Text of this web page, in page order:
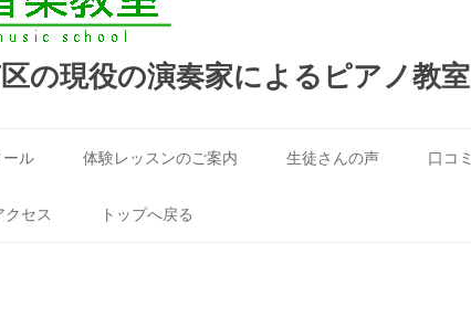
の現役の演奏家によるピアノ教室
ン
テ
ル 体験レッスンのご案内 生徒さんの声 口コミ
クセス トップへ戻る